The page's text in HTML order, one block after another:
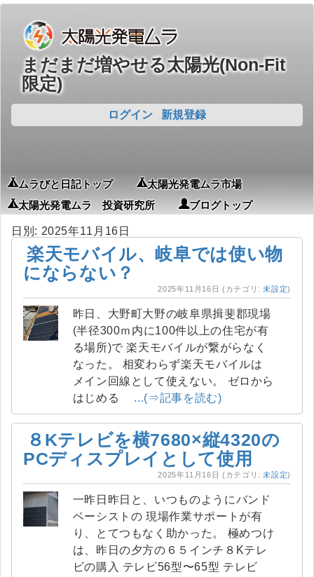
まだまだ増やせる太陽光(Non-Fit
限定)
ログイン 新規登録
ムラびと日記トップ
太陽光発電ムラ市場
太陽光発電ムラ 投資研究所
ブログトップ
日別: 2025年11月16日
楽天モバイル、岐阜では使い物
にならない？
2025年11月16日 (カテゴリ:未設定)
昨日、大野町大野の岐阜県揖斐郡現場
(半径300ｍ内に100件以上の住宅が有
る場所)で 楽天モバイルが繋がらなく
なった。 相変わらず楽天モバイルは
メイン回線として使えない。 ゼロから
はじめる ...(⇒記事を読む)
８Kテレビを横7680×縦4320の
PCディスプレイとして使用
2025年11月16日 (カテゴリ:未設定)
一昨日昨日と、いつものようにバンド
ベーシストの 現場作業サポートが有
り、とてつもなく助かった。 極めつけ
は、昨日の夕方の６５インチ８Kテレ
ビの購入 テレビ56型〜65型 テレビ